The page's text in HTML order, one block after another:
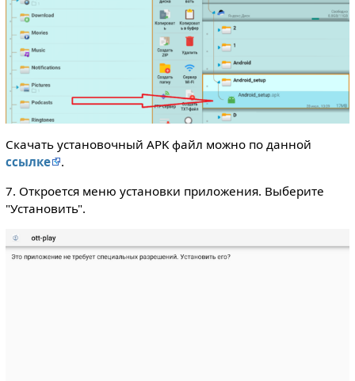
Скачать установочный APK файл можно по данной
ссылке
.
7. Откроется меню установки приложения. Выберите
"Установить".